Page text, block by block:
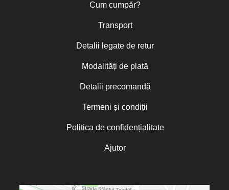
Cum cumpăr?
Transport
Detalii legate de retur
Modalități de plată
Detalii precomandă
Termeni și condiții
Politica de confidențialitate
Ajutor